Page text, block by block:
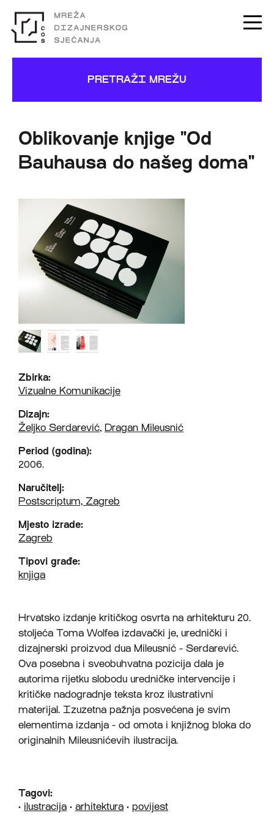
PRETRAŽI MREŽU
Oblikovanje knjige "Od
Bauhausa do našeg doma"
Zbirka:
Vizualne Komunikacije
Dizajn:
Željko Serdarević, Dragan Mileusnić
Period (godina):
2006.
Naručitelj:
Postscriptum, Zagreb
Mjesto izrade:
Zagreb
Tipovi građe:
knjiga
Hrvatsko izdanje kritičkog osvrta na arhitekturu 20.
stoljeća Toma Wolfea izdavački je, urednički i
dizajnerski proizvod dua Mileusnić - Serdarević.
Ova posebna i sveobuhvatna pozicija dala je
autorima rijetku slobodu uredničke intervencije i
kritičke nadogradnje teksta kroz ilustrativni
materijal. Izuzetna pažnja posvećena je svim
elementima izdanja - od omota i knjižnog bloka do
originalnih Mileusnićevih ilustracija.
Tagovi:
• ilustracija • arhitektura • povijest